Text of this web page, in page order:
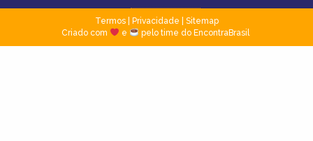
Termos| Privacidade
Sitemap
Criado com
e pelo time do EncontraBrasil